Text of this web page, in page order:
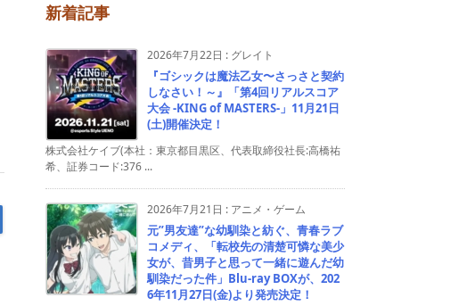
新着記事
2026年7月22日 : グレイト
『ゴシックは魔法乙女〜さっさと契約
しなさい！～』「第4回リアルスコア
大会 -KING of MASTERS-」11月21日
(土)開催決定！
株式会社ケイブ(本社：東京都目黒区、代表取締役社長:高橋祐
希、証券コード:376 ...
2026年7月21日 : アニメ・ゲーム
元”男友達”な幼馴染と紡ぐ、青春ラブ
コメディ、「転校先の清楚可憐な美少
女が、昔男子と思って一緒に遊んだ幼
馴染だった件」Blu-ray BOXが、202
6年11月27日(金)より発売決定！